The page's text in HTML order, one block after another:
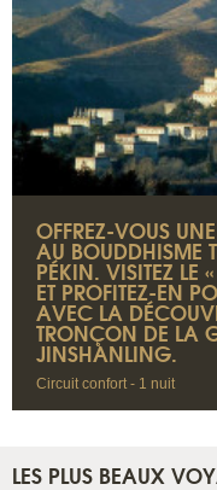
OFFREZ-VOUS
AU BOUDDHISME
PÉKIN. VISITEZ LE
ET PROFITEZ-EN
AVEC LA
TRONÇON DE LA
JINSHANLING.
Circuit confort - 1 nuit
LES PLUS BEAUX